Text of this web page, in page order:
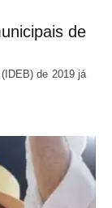
de
de 2019 já